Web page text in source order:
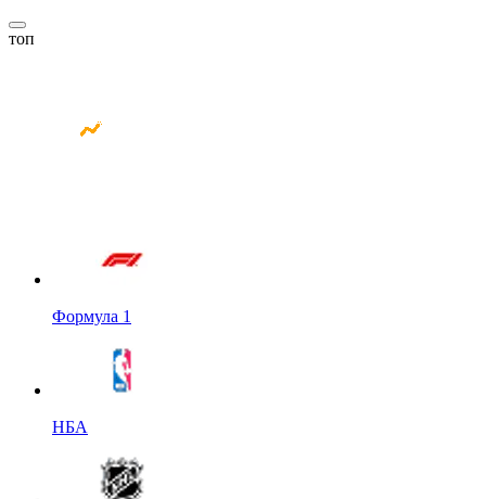
топ
Формула 1
НБА